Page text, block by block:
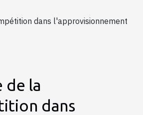
dans l'approvisionnement
de la
dans